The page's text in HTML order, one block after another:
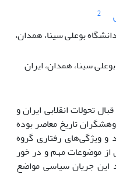
2
بوعلی سینا، همدان،
سینا، همدان، ایران
تحولات انقلابی ایران و
تاریخ معاصر بوده
ویژگی‌های رفتاری گروه
موضوعات مهم و در خور
جریان سیاسی مواضع